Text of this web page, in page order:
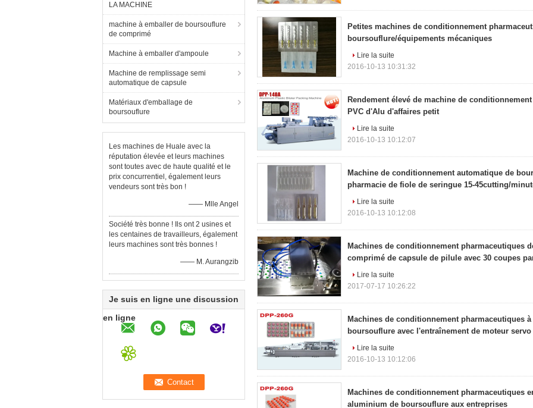
LA MACHINE
machine à emballer de boursouflure
de comprimé
Machine à emballer d'ampoule
Machine de remplissage semi
automatique de capsule
Matériaux d'emballage de
boursouflure
Les machines de Huale avec la
réputation élevée et leurs machines
sont toutes avec de haute qualité et le
prix concurrentiel, également leurs
vendeurs sont très bon !
—— Mlle Angel
Société très bonne ! Ils ont 2 usines et
les centaines de travailleurs, également
leurs machines sont très bonnes !
—— M. Aurangzib
Je suis en ligne une discussion
en ligne
Petites machines de conditionnement
boursouflure/équipements mécaniques
Lire la suite
2016-10-13 10:31:32
Rendement élevé de machine de
PVC d'Alu d'affaires petit
Lire la suite
2016-10-13 10:12:07
Machine de conditionnement automatique de
pharmacie de fiole de seringue 15-45cutting/
Lire la suite
2016-10-13 10:12:08
Machines de conditionnement pharmaceutiques
comprimé de capsule de pilule avec 30 coupes
Lire la suite
2017-07-17 10:26:22
Machines de conditionnement pharmaceutiques
boursouflure avec l'entraînement de moteur servo
Lire la suite
2016-10-13 10:12:06
Machines de conditionnement pharmaceutiques
aluminium de boursouflure aux entreprises